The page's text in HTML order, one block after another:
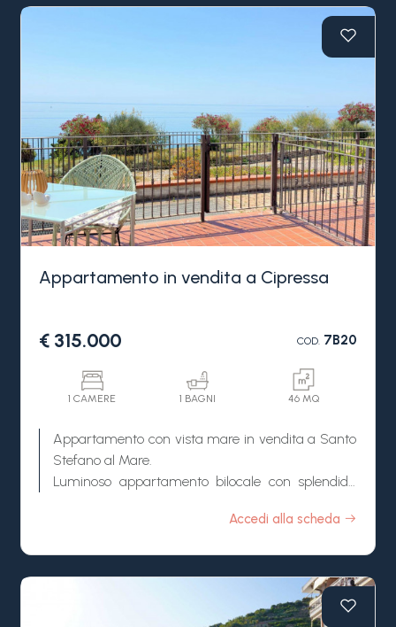
Appartamento in vendita a Cipressa
€ 315.000 COD.7B20
1 CAMERE 1 BAGNI 46 MQ
Appartamento con vista mare in vendita a Santo
Stefano al Mare.
Luminoso appartamento bilocale con splendida
Aregai, a pochi passi dalle spiagge e dalla celebre
dal centro di Santo Stefano al Mare, ideale sia
come come casa vacanze che investimento
Accedi alla scheda